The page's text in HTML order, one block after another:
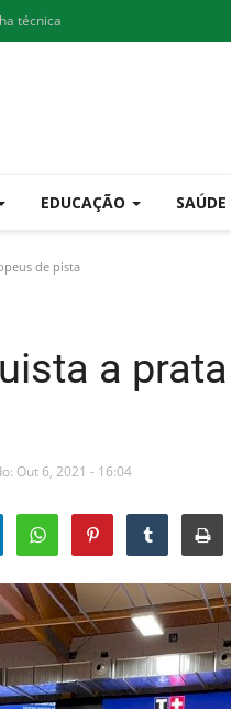
técnica
EDUCAÇÃO SAÚDE
de pista
a
Out 6, 2021 - 16:04